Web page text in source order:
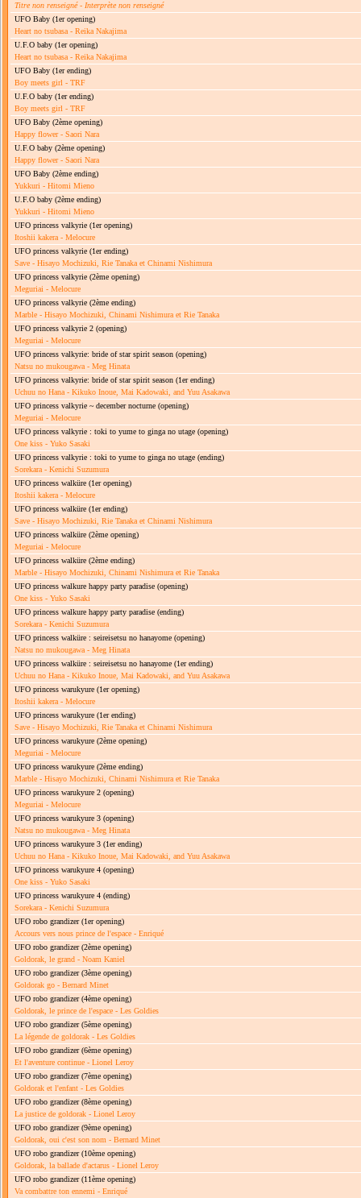
Titre non renseigné- Interprète non renseigné
UFO Baby (1er opening)
Heart no tsubasa - Reika Nakajima
U.F.O baby (1er opening)
Heart no tsubasa - Reika Nakajima
UFO Baby (1er ending)
Boy meets girl - TRF
U.F.O baby (1er ending)
Boy meets girl - TRF
UFO Baby (2ème opening)
Happy flower - Saori Nara
U.F.O baby (2ème opening)
Happy flower - Saori Nara
UFO Baby (2ème ending)
Yukkuri - Hitomi Mieno
U.F.O baby (2ème ending)
Yukkuri - Hitomi Mieno
UFO princess valkyrie (1er opening)
Itoshii kakera - Melocure
UFO princess valkyrie (1er ending)
Save - Hisayo Mochizuki, Rie Tanaka et Chinami Nishimura
UFO princess valkyrie (2ème opening)
Meguriai - Melocure
UFO princess valkyrie (2ème ending)
Marble - Hisayo Mochizuki, Chinami Nishimura et Rie Tanaka
UFO princess valkyrie 2 (opening)
Meguriai - Melocure
UFO princess valkyrie: bride of star spirit season (opening)
Natsu no mukougawa - Meg Hinata
UFO princess valkyrie: bride of star spirit season (1er ending)
Uchuu no Hana - Kikuko Inoue, Mai Kadowaki, and Yuu Asakawa
UFO princess valkyrie ~ december nocturne (opening)
Meguriai - Melocure
UFO princess valkyrie : toki to yume to ginga no utage (opening)
One kiss - Yuko Sasaki
UFO princess valkyrie : toki to yume to ginga no utage (ending)
Sorekara - Kenichi Suzumura
UFO princess walküre (1er opening)
Itoshii kakera - Melocure
UFO princess walküre (1er ending)
Save - Hisayo Mochizuki, Rie Tanaka et Chinami Nishimura
UFO princess walküre (2ème opening)
Meguriai - Melocure
UFO princess walküre (2ème ending)
Marble - Hisayo Mochizuki, Chinami Nishimura et Rie Tanaka
UFO princess walkure happy party paradise (opening)
One kiss - Yuko Sasaki
UFO princess walkure happy party paradise (ending)
Sorekara - Kenichi Suzumura
UFO princess walküre : seireisetsu no hanayome (opening)
Natsu no mukougawa - Meg Hinata
UFO princess walküre : seireisetsu no hanayome (1er ending)
Uchuu no Hana - Kikuko Inoue, Mai Kadowaki, and Yuu Asakawa
UFO princess warukyure (1er opening)
Itoshii kakera - Melocure
UFO princess warukyure (1er ending)
Save - Hisayo Mochizuki, Rie Tanaka et Chinami Nishimura
UFO princess warukyure (2ème opening)
Meguriai - Melocure
UFO princess warukyure (2ème ending)
Marble - Hisayo Mochizuki, Chinami Nishimura et Rie Tanaka
UFO princess warukyure 2 (opening)
Meguriai - Melocure
UFO princess warukyure 3 (opening)
Natsu no mukougawa - Meg Hinata
UFO princess warukyure 3 (1er ending)
Uchuu no Hana - Kikuko Inoue, Mai Kadowaki, and Yuu Asakawa
UFO princess warukyure 4 (opening)
One kiss - Yuko Sasaki
UFO princess warukyure 4 (ending)
Sorekara - Kenichi Suzumura
UFO robo grandizer(1er opening)
Accours vers nous prince de l'espace - Enriqué
UFO robo grandizer(2ème opening)
Goldorak, le grand - Noam Kaniel
UFO robo grandizer(3ème opening)
Goldorak go - Bernard Minet
UFO robo grandizer(4ème opening)
Goldorak, le prince de l'espace - Les Goldies
UFO robo grandizer(5ème opening)
La légende de goldorak - Les Goldies
UFO robo grandizer(6ème opening)
Et l'aventure continue - Lionel Leroy
UFO robo grandizer(7ème opening)
Goldorak et l'enfant - Les Goldies
UFO robo grandizer(8ème opening)
La justice de goldorak - Lionel Leroy
UFO robo grandizer(9ème opening)
Goldorak, oui c'est son nom - Bernard Minet
UFO robo grandizer(10ème opening)
Goldorak, la ballade d'actarus - Lionel Leroy
UFO robo grandizer(11ème opening)
Va combattre ton ennemi - Enriqué